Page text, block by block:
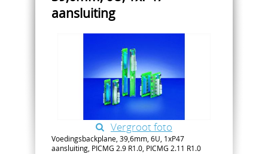
aansluiting
Vergroot foto
Voedingsbackplane, 39,6mm, 6U, 1xP47
aansluiting, PICMG 2.9 R1.0, PICMG 2.11 R1.0